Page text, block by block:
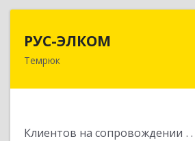
РУС-ЭЛКОМ
Темрюк
Клиентов на сопровождении
353500, Краснодарский край,